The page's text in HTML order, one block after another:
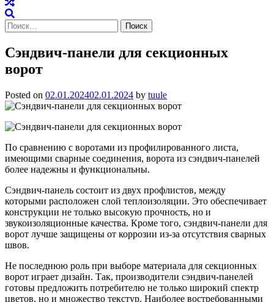
Найти:
Сэндвич-панели для секционных
ворот
Posted on 02.01.202402.01.2024 by tuule
По сравнению с воротами из профилированного листа,
имеющими сварные соединения, ворота из сэндвич-панелей
более надежны и функциональны.
Сэндвич-панель состоит из двух профлистов, между
которыми расположен слой теплоизоляции. Это обеспечивает
конструкции не только высокую прочность, но и
звукоизоляционные качества. Кроме того, сэндвич-панели для
ворот лучше защищены от коррозии из-за отсутствия сварных
швов.
Не последнюю роль при выборе материала для секционных
ворот играет дизайн. Так, производители сэндвич-панелей
готовы предложить потребителю не только широкий спектр
цветов, но и множество текстур. Наиболее востребованными